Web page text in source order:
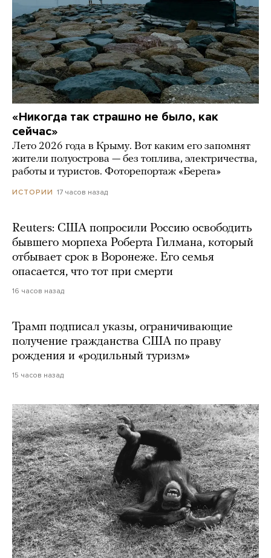
«Никогда так страшно не было, как
сейчас»
Лето 2026 года в Крыму. Вот каким его запомнят
жители полуострова — без топлива, электричества,
работы и туристов. Фоторепортаж «Берега»
ИСТОРИИ 17 часов назад
Reuters: США попросили Россию освободить
бывшего морпеха Роберта Гилмана, который
отбывает срок в Воронеже. Его семья
опасается, что тот при смерти
16 часов назад
Трамп подписал указы, ограничивающие
получение гражданства США по праву
рождения и «родильный туризм»
15 часов назад